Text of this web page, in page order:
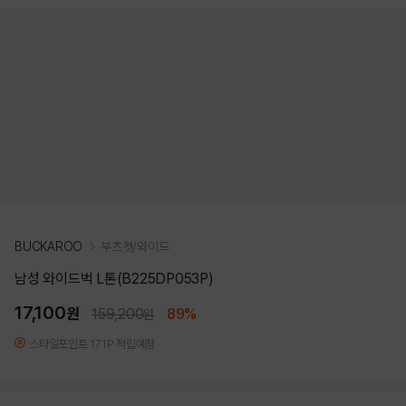
BUCKAROO 부츠컷/와이드
남성 와이드벅 L톤(B225DP053P)
17,100원 159,200원 89%
스타일포인트 171P 적립예정